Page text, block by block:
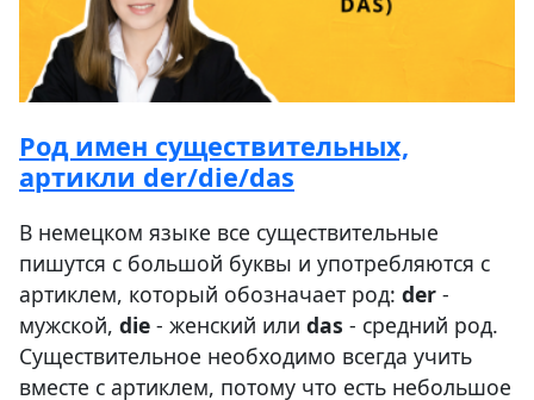
Род имен существительных,
артикли der/die/das
В немецком языке все существительные
пишутся с большой буквы и употребляются с
артиклем, который обозначает род: der -
мужской, die - женский или das - средний род.
Существительное необходимо всегда учить
вместе с артиклем, потому что есть небольшое